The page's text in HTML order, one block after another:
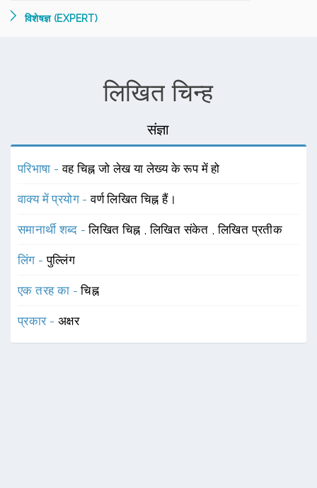
विशेषज्ञ (EXPERT)
लिखित चिन्ह
संज्ञा
परिभाषा -वह चिह्न जो लेख या लेख्य के रूप में हो
वाक्य में प्रयोग -वर्ण लिखित चिह्न हैं।
समानार्थी शब्द -लिखित चिह्न ,लिखित संकेत ,लिखित प्रतीक
लिंग -पुल्लिंग
एक तरह का -चिह्न
प्रकार - अक्षर